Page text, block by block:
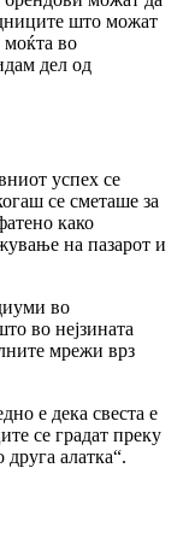
што можат
моќта во
дел од
успех се
се сметаше за
како
на пазарот и
во
во нејзината
мрежи врз
е дека свеста е
се градат преку
алатка“.